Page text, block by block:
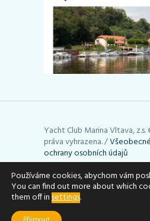
Yacht Club Marina Vltava,
práva vyhrazena. /
ochrany osobních údajů
Stránky používají cookies.
upravit podle toho, jak
můžete vymazat). Podrobné
stránky
Používáme cookies, abychom vám
You can find out more about which
them off insettings.